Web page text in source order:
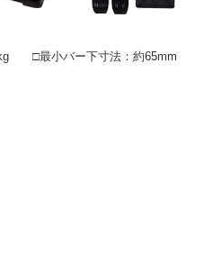
□最小バー下寸法：約65mm